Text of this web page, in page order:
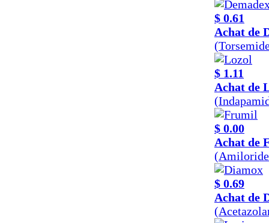
$ 0.61
Achat de
$ 1.11
Achat de
$ 0.00
Achat de
(Amiloride
$ 0.69
Achat de